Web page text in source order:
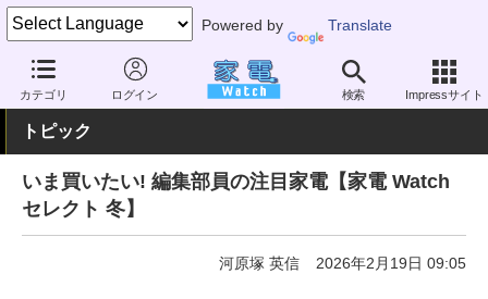
Powered by Translate
カテゴリ ログイン 検索 Impressサイト
家電 Watch 生活家電 オーブン・電子レンジ オーブンレンジ
トピック
いま買いたい! 編集部員の注目家電【家電 Watch
セレクト 冬】
河原塚 英信 2026年2月19日 09:05